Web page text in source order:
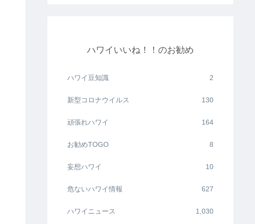
ハワイいいね！！のお勧め
ハワイ豆知識 2
新型コロナウイルス 130
頑張れハワイ 164
お勧めTOGO 8
妄想ハワイ 10
危ないハワイ情報 627
ハワイニュース 1,030